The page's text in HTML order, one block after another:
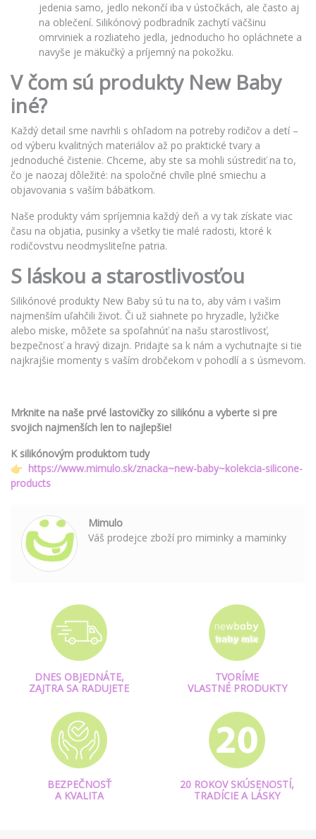
jedenia samo, jedlo nekončí iba v ústočkách, ale často aj
na oblečení. Silikónový podbradník zachytí väčšinu
omrviniek a rozliateho jedla, jednoducho ho opláchnete a
navyše je mäkučký a príjemný na pokožku.
V čom sú produkty New Baby
iné?
Každý detail sme navrhli s ohľadom na potreby rodičov a detí –
od výberu kvalitných materiálov až po praktické tvary a
jednoduché čistenie. Chceme, aby ste sa mohli sústrediť na to,
čo je naozaj dôležité: na spoločné chvíle plné smiechu a
objavovania s vaším bábätkom.
Naše produkty vám spríjemnia každý deň a vy tak získate viac
času na objatia, pusinky a všetky tie malé radosti, ktoré k
rodičovstvu neodmysliteľne patria.
S láskou a starostlivosťou
Silikónové produkty New Baby sú tu na to, aby vám i vašim
najmenším uľahčili život. Či už siahnete po hryzadle, lyžičke
alebo miske, môžete sa spoľahnúť na našu starostlivosť,
bezpečnosť a hravý dizajn. Pridajte sa k nám a vychutnajte si tie
najkrajšie momenty s vaším drobčekom v pohodlí a s úsmevom.
Mrknite na naše prvé lastovičky zo silikónu a vyberte si pre
svojich najmenších len to najlepšie!
K silikónovým produktom tudy
👉 https://www.mimulo.sk/znacka~new-baby~kolekcia-silicone-
products
Mimulo
Váš prodejce zboží pro miminky a maminky
DNES OBJEDNÁTE,
ZAJTRA SA RADUJETE
TVORÍME
VLASTNÉ PRODUKTY
BEZPEČNOSŤ
A KVALITA
20 ROKOV SKÚSENOSTÍ,
TRADÍCIE A LÁSKY